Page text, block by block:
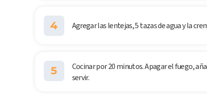
4 Agregar las lentejas, 5 tazas de agua y la
5
Cocinar por 20 minutos. Apagar el fuego,
servir.